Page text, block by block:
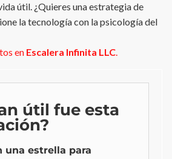
útil. ¿Quieres una estrategia de
la tecnología con la psicología del
en Escalera Infinita LLC.
útil fue esta
una estrella para